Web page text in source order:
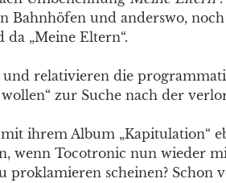
Bahnhöfen und anderswo,
„Meine Eltern“.
relativieren die
zur Suche nach der
ihrem Album „Kapitulation“
wenn Tocotronic nun wieder
scheinen? Schon